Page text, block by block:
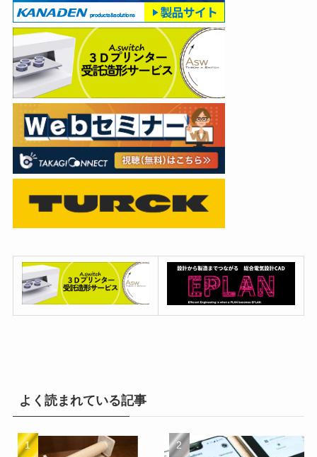
よく読まれている記事